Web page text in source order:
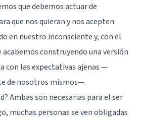
que debemos actuar de
que nos quieran y nos acepten.
en nuestro inconsciente y, con el
acabemos construyendo una versión
con las expectativas ajenas —
de nosotros mismos—.
Ambas son necesarias para el ser
muchas personas se ven obligadas